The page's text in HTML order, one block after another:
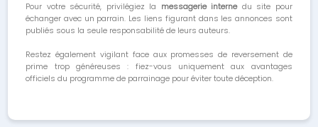
Pour votre sécurité, privilégiez la messagerie internedu site pour
échanger avec un parrain. Les liens figurant dans les annonces sont
publiés sous la seule responsabilité de leurs auteurs.
Restez également vigilant face aux promesses de reversement de
prime trop généreuses : fiez-vous uniquement aux avantages
officiels du programme de parrainage pour éviter toute déception.